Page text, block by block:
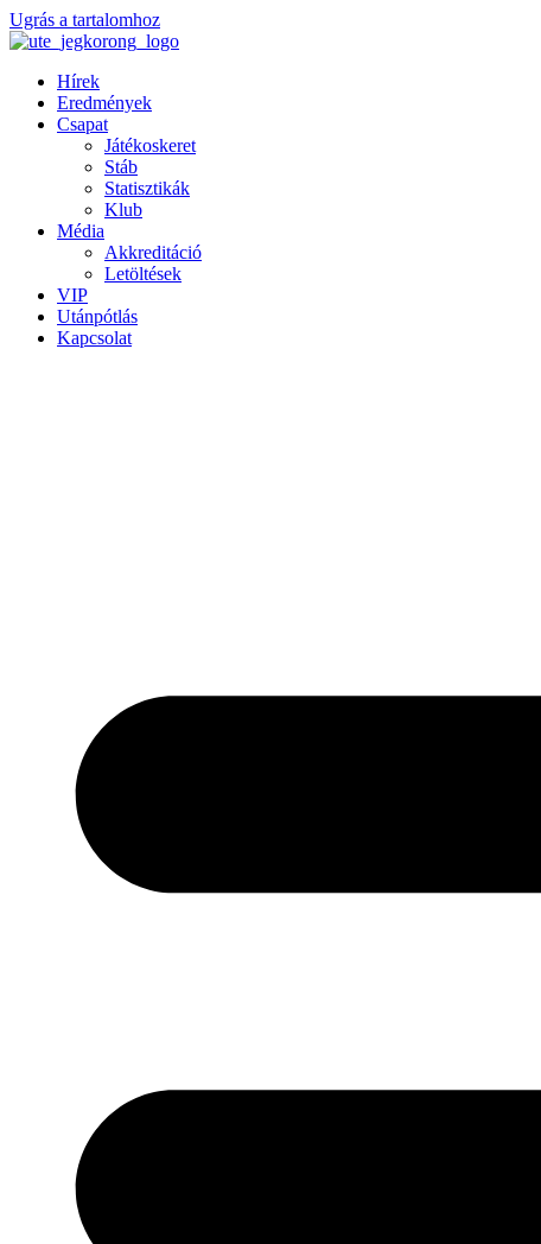
Ugrás a tartalomhoz
Hírek
Eredmények
Csapat
Játékoskeret
Stáb
Statisztikák
Klub
Média
Akkreditáció
Letöltések
VIP
Utánpótlás
Kapcsolat